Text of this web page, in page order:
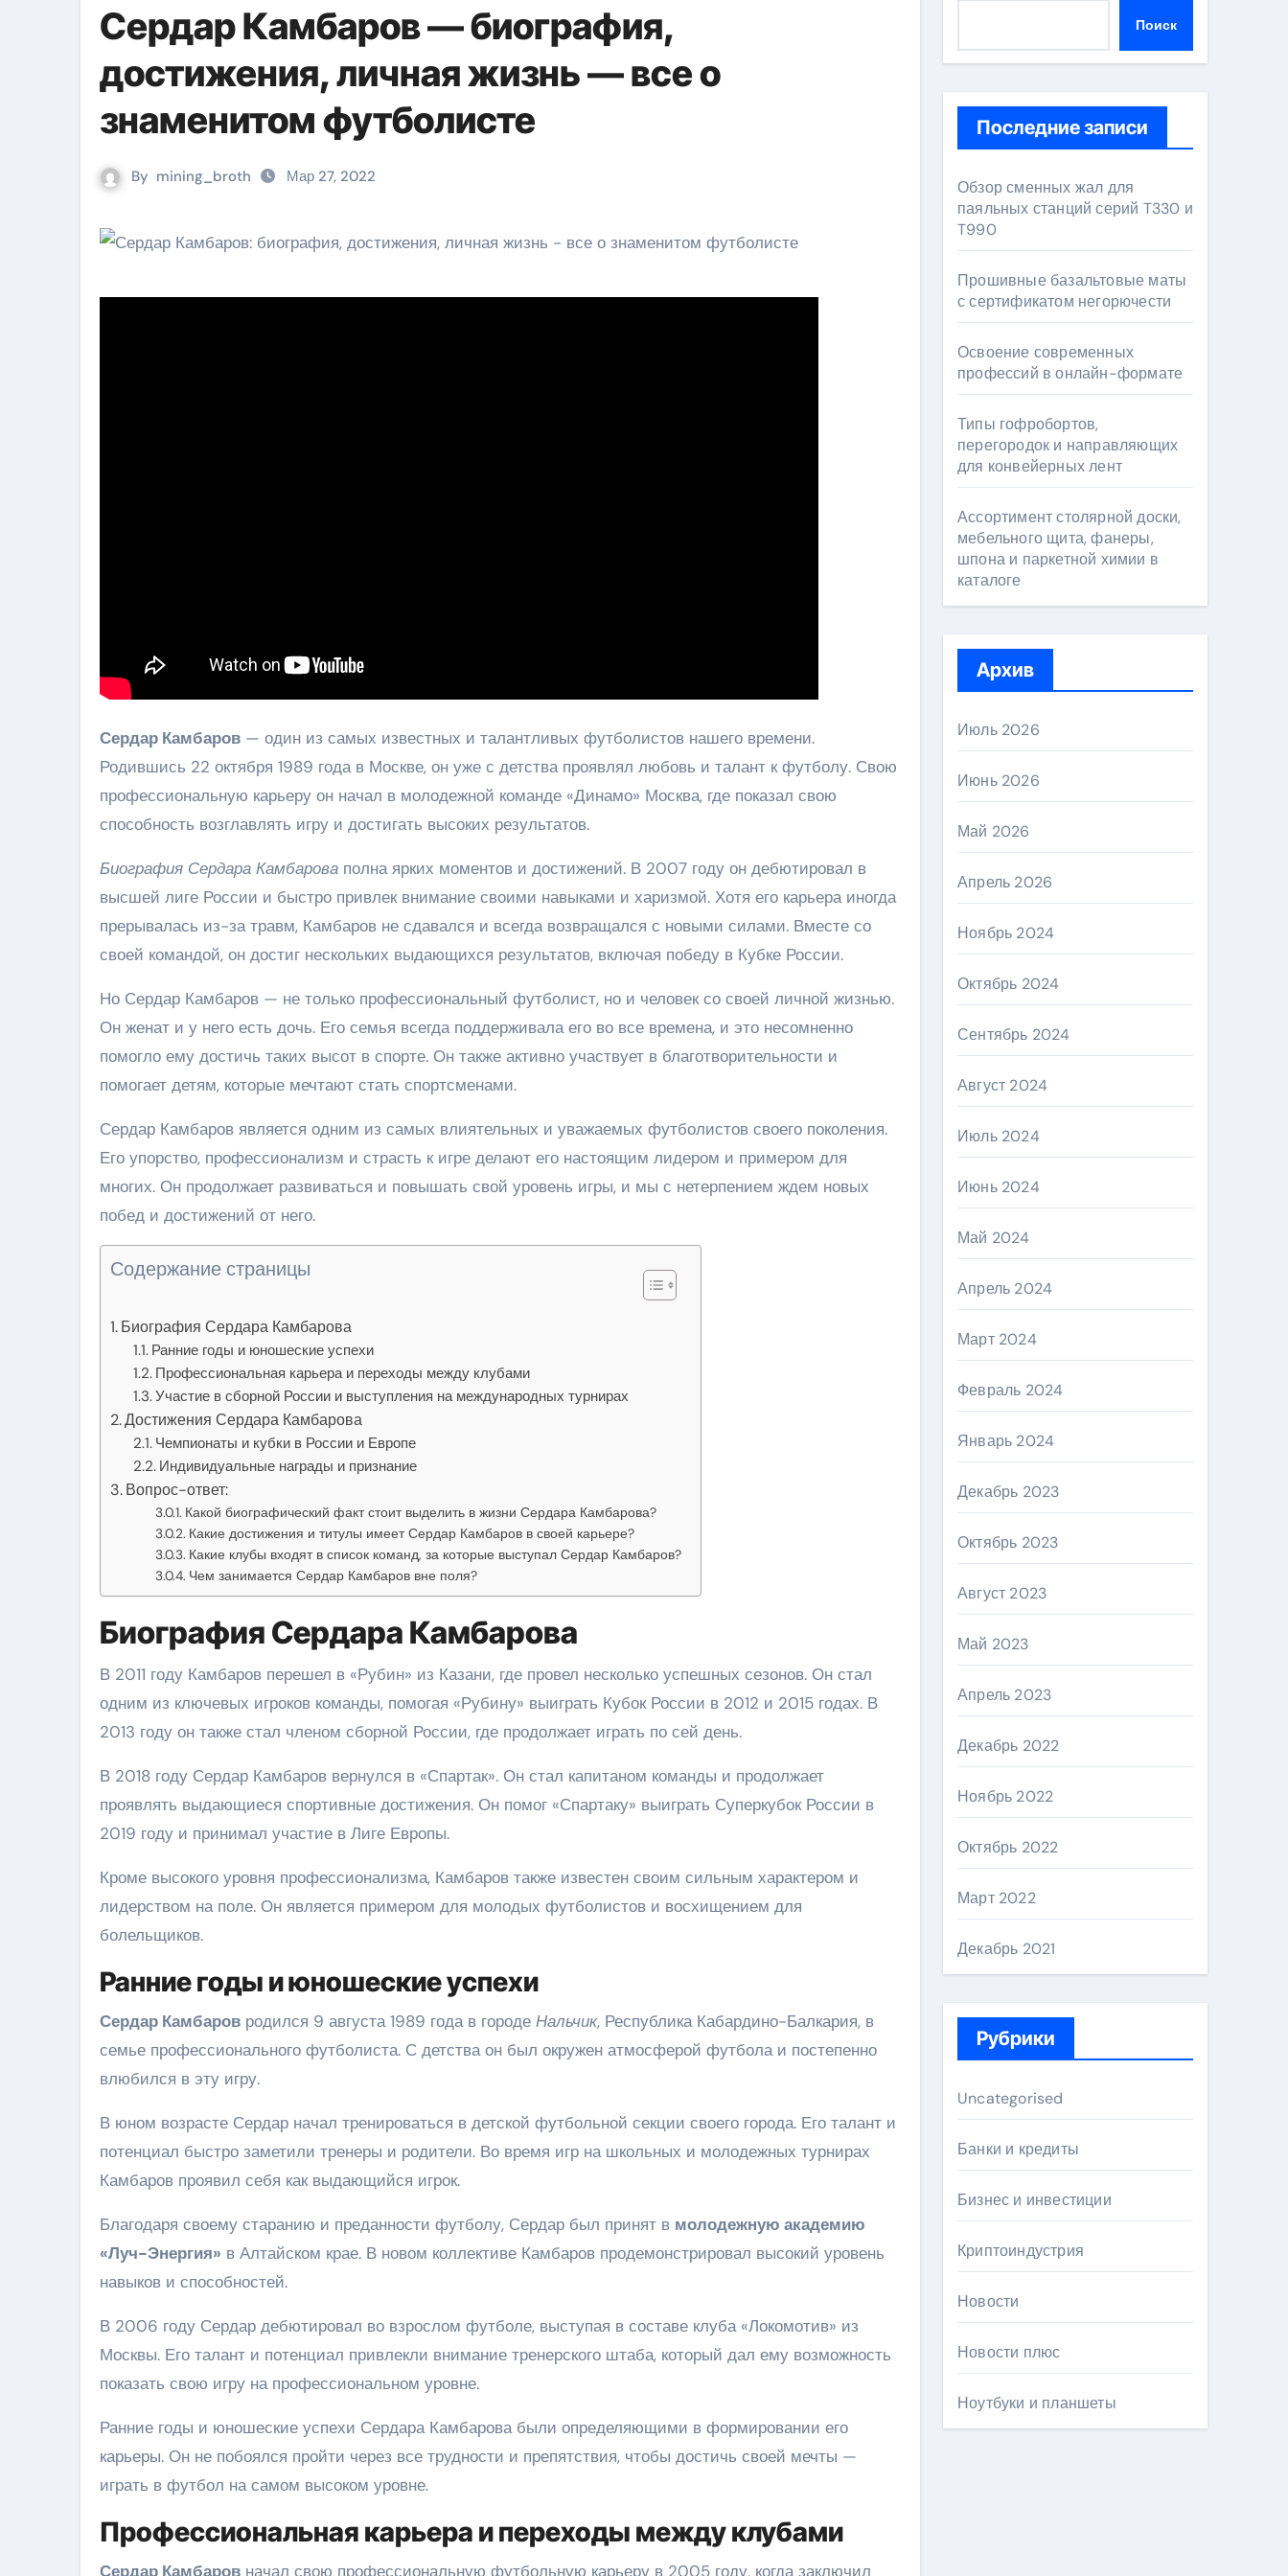
Сердар Камбаров — биография,
достижения, личная жизнь — все о
знаменитом футболисте
By mining_broth Мар 27, 2022
Сердар Камбаров — один из самых известных и талантливых футболистов нашего времени.
Родившись 22 октября 1989 года в Москве, он уже с детства проявлял любовь и талант к футболу. Свою
профессиональную карьеру он начал в молодежной команде «Динамо» Москва, где показал свою
способность возглавлять игру и достигать высоких результатов.
Биография Сердара Камбарова полна ярких моментов и достижений. В 2007 году он дебютировал в
высшей лиге России и быстро привлек внимание своими навыками и харизмой. Хотя его карьера иногда
прерывалась из-за травм, Камбаров не сдавался и всегда возвращался с новыми силами. Вместе со
своей командой, он достиг нескольких выдающихся результатов, включая победу в Кубке России.
Но Сердар Камбаров — не только профессиональный футболист, но и человек со своей личной жизнью.
Он женат и у него есть дочь. Его семья всегда поддерживала его во все времена, и это несомненно
помогло ему достичь таких высот в спорте. Он также активно участвует в благотворительности и
помогает детям, которые мечтают стать спортсменами.
Сердар Камбаров является одним из самых влиятельных и уважаемых футболистов своего поколения.
Его упорство, профессионализм и страсть к игре делают его настоящим лидером и примером для
многих. Он продолжает развиваться и повышать свой уровень игры, и мы с нетерпением ждем новых
побед и достижений от него.
Содержание страницы
Биография Сердара Камбарова
Ранние годы и юношеские успехи
Профессиональная карьера и переходы между клубами
Участие в сборной России и выступления на международных турнирах
Достижения Сердара Камбарова
Чемпионаты и кубки в России и Европе
Индивидуальные награды и признание
Вопрос-ответ:
Какой биографический факт стоит выделить в жизни Сердара Камбарова?
Какие достижения и титулы имеет Сердар Камбаров в своей карьере?
Какие клубы входят в список команд, за которые выступал Сердар Камбаров?
Чем занимается Сердар Камбаров вне поля?
Биография Сердара Камбарова
В 2011 году Камбаров перешел в «Рубин» из Казани, где провел несколько успешных сезонов. Он стал
одним из ключевых игроков команды, помогая «Рубину» выиграть Кубок России в 2012 и 2015 годах. В
2013 году он также стал членом сборной России, где продолжает играть по сей день.
В 2018 году Сердар Камбаров вернулся в «Спартак». Он стал капитаном команды и продолжает
проявлять выдающиеся спортивные достижения. Он помог «Спартаку» выиграть Суперкубок России в
2019 году и принимал участие в Лиге Европы.
Кроме высокого уровня профессионализма, Камбаров также известен своим сильным характером и
лидерством на поле. Он является примером для молодых футболистов и восхищением для
болельщиков.
Ранние годы и юношеские успехи
Сердар Камбаров родился 9 августа 1989 года в городе Нальчик, Республика Кабардино-Балкария, в
семье профессионального футболиста. С детства он был окружен атмосферой футбола и постепенно
влюбился в эту игру.
В юном возрасте Сердар начал тренироваться в детской футбольной секции своего города. Его талант и
потенциал быстро заметили тренеры и родители. Во время игр на школьных и молодежных турнирах
Камбаров проявил себя как выдающийся игрок.
Благодаря своему старанию и преданности футболу, Сердар был принят в молодежную академию
«Луч-Энергия» в Алтайском крае. В новом коллективе Камбаров продемонстрировал высокий уровень
навыков и способностей.
В 2006 году Сердар дебютировал во взрослом футболе, выступая в составе клуба «Локомотив» из
Москвы. Его талант и потенциал привлекли внимание тренерского штаба, который дал ему возможность
показать свою игру на профессиональном уровне.
Ранние годы и юношеские успехи Сердара Камбарова были определяющими в формировании его
карьеры. Он не побоялся пройти через все трудности и препятствия, чтобы достичь своей мечты —
играть в футбол на самом высоком уровне.
Профессиональная карьера и переходы между клубами
Сердар Камбаров начал свою профессиональную футбольную карьеру в 2005 году, когда заключил
Поиск
Последние записи
Обзор сменных жал для
паяльных станций серий T330 и
T990
Прошивные базальтовые маты
с сертификатом негорючести
Освоение современных
профессий в онлайн-формате
Типы гофробортов,
перегородок и направляющих
для конвейерных лент
Ассортимент столярной доски,
мебельного щита, фанеры,
шпона и паркетной химии в
каталоге
Архив
Июль 2026
Июнь 2026
Май 2026
Апрель 2026
Ноябрь 2024
Октябрь 2024
Сентябрь 2024
Август 2024
Июль 2024
Июнь 2024
Май 2024
Апрель 2024
Март 2024
Февраль 2024
Январь 2024
Декабрь 2023
Октябрь 2023
Август 2023
Май 2023
Апрель 2023
Декабрь 2022
Ноябрь 2022
Октябрь 2022
Март 2022
Декабрь 2021
Рубрики
Uncategorised
Банки и кредиты
Бизнес и инвестиции
Криптоиндустрия
Новости
Новости плюс
Ноутбуки и планшеты